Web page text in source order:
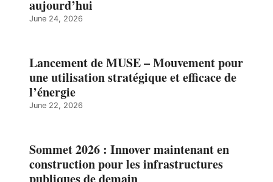
aujourd’hui
June 24, 2026
Lancement de MUSE – Mouvement pour
une utilisation stratégique et efficace de
l’énergie
June 22, 2026
Sommet 2026 : Innover maintenant en
construction pour les infrastructures